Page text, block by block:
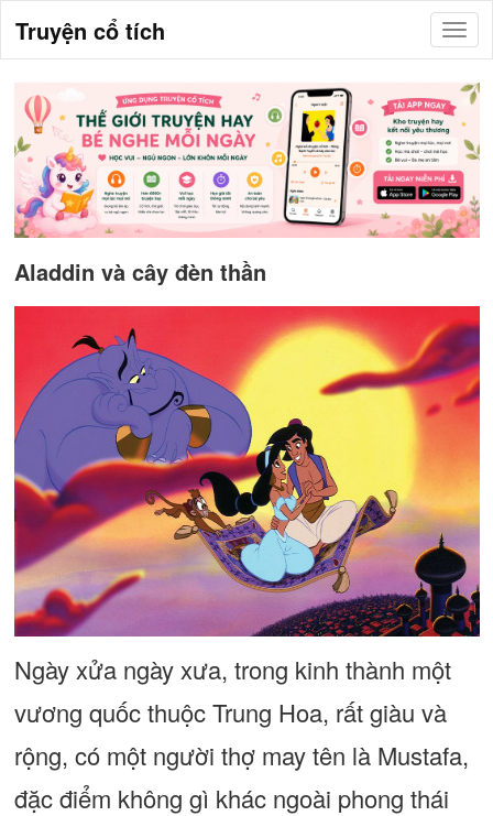
Truyện cổ tích
Aladdin và cây đèn thần
Ngày xửa ngày xưa, trong kinh thành một
vương quốc thuộc Trung Hoa, rất giàu và
rộng, có một người thợ may tên là Mustafa,
đặc điểm không gì khác ngoài phong thái